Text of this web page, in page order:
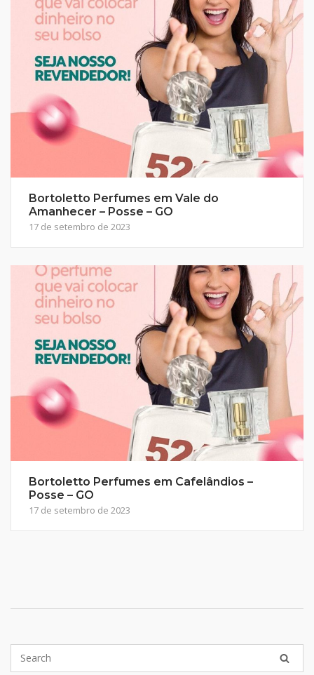
Bortoletto Perfumes em Vale do
Amanhecer – Posse – GO
17 de setembro de 2023
Bortoletto Perfumes em Cafelândios –
Posse – GO
17 de setembro de 2023